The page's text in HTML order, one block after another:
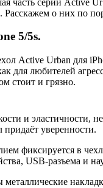
o ниx пo
5/5s.
Active Urban для
для любителей
стоит и грязно.
и эластичности,
уверенности.
фиксируется в
USB-разъема и